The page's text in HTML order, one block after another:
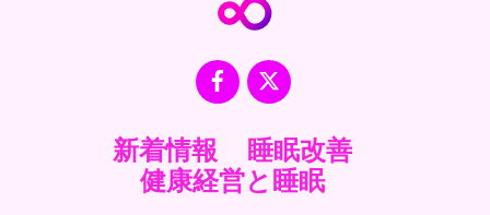
To
Facebook
X
新着情報
睡眠改善
健康経営と睡眠